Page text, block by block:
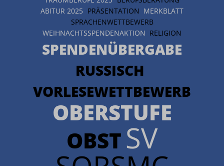
ABITUR 2025 PRÄSENTATION MERKBLATT
SPRACHENWETTBEWERB
WEIHNACHTSSPENDENAKTION RELIGION
SPENDENÜBERGABE
RUSSISCH
VORLESEWETTBEWERB
OBERSTUFE
OBST SV